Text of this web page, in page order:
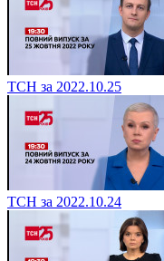
ТСН за 2022.10.25
ТСН за 2022.10.24